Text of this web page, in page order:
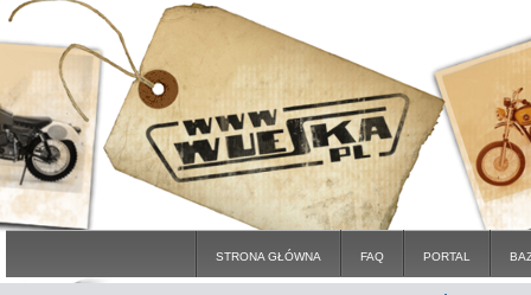
STRONA GŁÓWNA FAQ PORTAL